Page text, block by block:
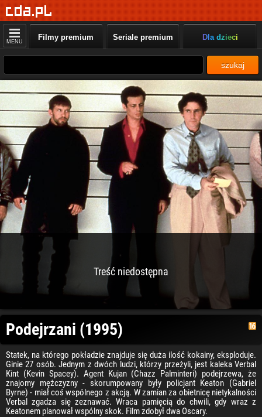
MENU Filmy premium Seriale premium Dla dzieci
szukaj
Treść niedostępna
Podejrzani (1995)
Statek, na którego pokładzie znajduje się duża ilość kokainy, eksploduje.
Ginie 27 osób. Jednym z dwóch ludzi, którzy przeżyli, jest kaleka Verbal
Kint (Kevin Spacey). Agent Kujan (Chazz Palminteri) podejrzewa, że
znajomy mężczyzny - skorumpowany były policjant Keaton (Gabriel
Byrne) - miał coś wspólnego z akcją. W zamian za obietnicę nietykalności
Verbal zgadza się zeznawać. Wraca pamięcią do chwili, gdy wraz z
Keatonem planował wspólny skok. Film zdobył dwa Oscary.